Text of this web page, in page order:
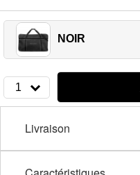
NOIR
1
Livraison